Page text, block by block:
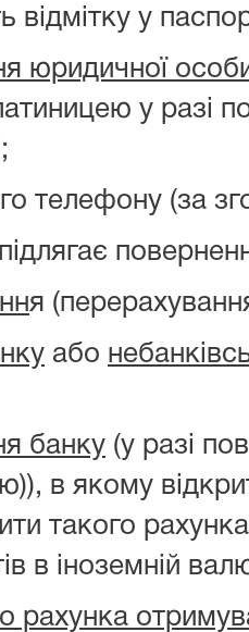
відмітку у
юридичної
у разі
телефону (за
я
або
банку (у разі
в якому
такого
в іноземній
рахунка